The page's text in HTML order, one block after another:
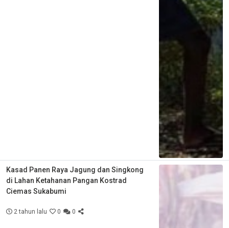
Kasad Panen Raya Jagung dan Singkong
di Lahan Ketahanan Pangan Kostrad
Ciemas Sukabumi
2 tahun lalu 0 0